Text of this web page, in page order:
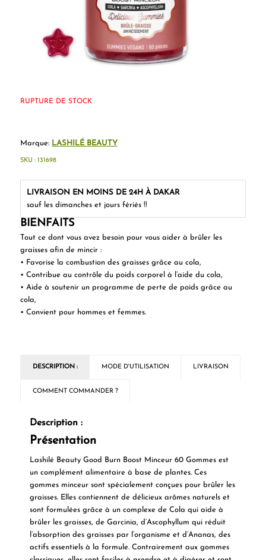
BIENFAITS
Tout ce dont vous avez besoin pour vous aider à brûler les
graisses afin de mincir :
• Favorise la combustion des graisses grâce au cola,
• Contribue au contrôle du poids corporel à l’aide du cola,
• Aide à soutenir un programme de perte de poids grâce au
cola,
• Convient pour hommes et femmes.
RUPTURE DE STOCK
Marque: LASHILÉ BEAUTY
LIVRAISON EN MOINS DE 24H À DAKAR
sauf les dimanches et jours fériés !!
SKU : 131698
DESCRIPTION : MODE D'UTILISATION LIVRAISON
COMMENT COMMANDER ?
Description :
Présentation
Lashilé Beauty Good Burn Boost Minceur 60 Gommes est
un complément alimentaire à base de plantes. Ces
gommes minceur sont spécialement conçues pour brûler les
graisses. Elles contiennent de délicieux arômes naturels et
sont formulées grâce à un complexe de Cola qui aide à
brûler les graisses, de Garcinia, d’Ascophyllum qui réduit
l’absorption des graisses par l’organisme et d’Ananas, des
actifs essentiels à la formule. Contrairement aux gommes